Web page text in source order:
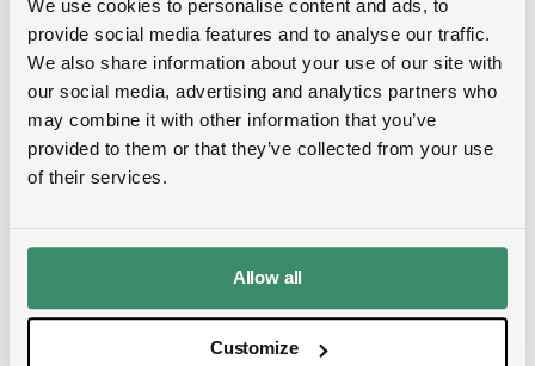
We use cookies to personalise content and ads, to
provide social media features and to analyse our traffic.
We also share information about your use of our site with
our social media, advertising and analytics partners who
may combine it with other information that you’ve
provided to them or that they’ve collected from your use
of their services.
Allow all
Customize
Peter Michelson, VD på EcoDataCenter.
För Fortum är avtalet en bekräftelse på att
datacenterbranschen spelar en allt viktigare roll
för den svenska industrins utveckling och för
Sveriges konkurrens- och motståndskraft.
växande sektor med stabil, fossilfri el.
”Datacenter är en viktig och växande industri som
vi på Fortum ser stor potential i. Det här är ett